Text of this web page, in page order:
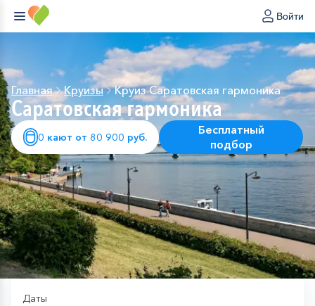
Войти
Главная Круизы Круиз Саратовская гармоника
Саратовская гармоника
0 кают от 80 900 руб.
Бесплатный
подбор
Даты